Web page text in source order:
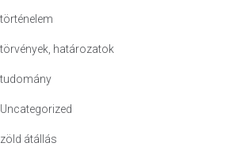
történelem
törvények, határozatok
tudomány
Uncategorized
zöld átállás